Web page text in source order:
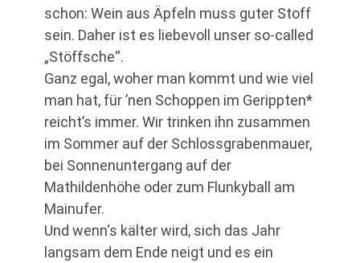
schon: Wein aus Äpfeln muss guter Stoff
sein. Daher ist es liebevoll unser so-called
„Stöffsche“.
Ganz egal, woher man kommt und wie viel
man hat, für ’nen Schoppen im Gerippten*
reicht’s immer. Wir trinken ihn zusammen
im Sommer auf der Schlossgrabenmauer,
bei Sonnenuntergang auf der
Mathildenhöhe oder zum Flunkyball am
Mainufer.
Und wenn‘s kälter wird, sich das Jahr
langsam dem Ende neigt und es ein